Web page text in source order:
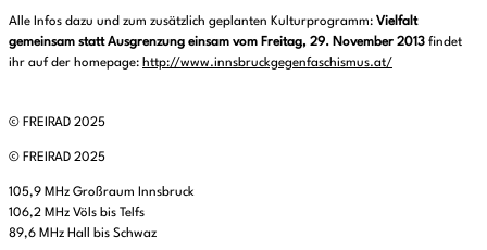
Alle Infos dazu und zum zusätzlich geplanten Kulturprogramm: Vielfalt
gemeinsam statt Ausgrenzung einsam vom Freitag, 29. November 2013 findet
ihr auf der homepage: http://www.innsbruckgegenfaschismus.at/
© FREIRAD 2025
© FREIRAD 2025
105,9 MHz Großraum Innsbruck
106,2 MHz Völs bis Telfs
89,6 MHz Hall bis Schwaz